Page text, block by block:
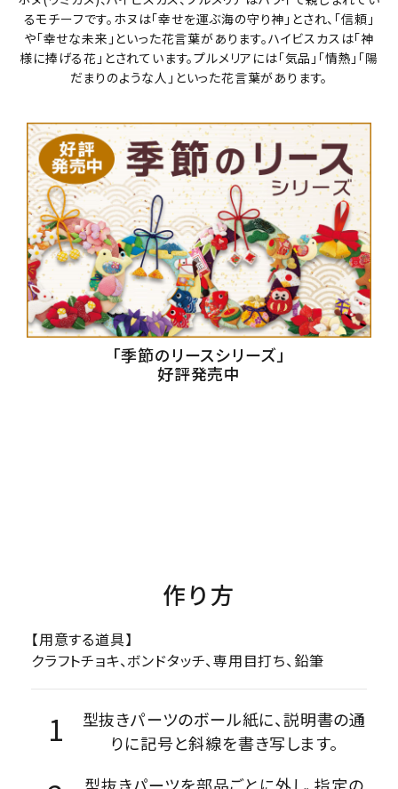
るモチーフです。ホヌは「幸せを運ぶ海の守り神」とされ、「信頼」
や「幸せな未来」といった花言葉があります。ハイビスカスは「神
様に捧げる花」とされています。プルメリアには「気品」「情熱」「陽
だまりのような人」といった花言葉があります。
「季節のリースシリーズ」
好評発売中
作り方
【用意する道具】
クラフトチョキ、ボンドタッチ、専用目打ち、鉛筆
型抜きパーツのボール紙に、説明書の通
りに記号と斜線を書き写します。